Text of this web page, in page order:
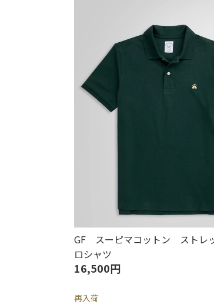
GF スーピマコットン ストレ
ロシャツ
16,500円
再入荷